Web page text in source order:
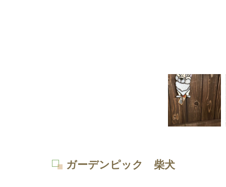
ガーデンピック 柴犬